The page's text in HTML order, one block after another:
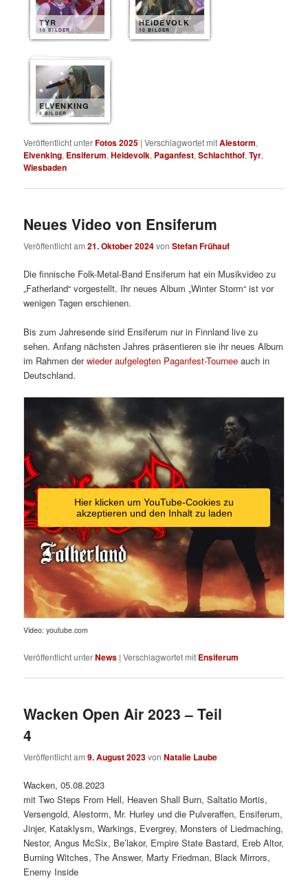
TYR
10 BILDER
HEIDEVOLK
10 BILDER
ELVENKING
8 BILDER
Veröffentlicht unterFotos 2025 |Verschlagwortet mitAlestorm,
Elvenking, Ensiferum,Heidevolk, Paganfest,Schlachthof,Tyr,
Wiesbaden
Neues Video von Ensiferum
Veröffentlicht am21. Oktober 2024vonStefan Frühauf
Die finnische Folk-Metal-Band Ensiferum hat ein Musikvideo zu
„Fatherland“ vorgestellt. Ihr neues Album „Winter Storm“ ist vor
wenigen Tagen erschienen.
Bis zum Jahresende sind Ensiferum nur in Finnland live zu
sehen. Anfang nächsten Jahres präsentieren sie ihr neues Album
im Rahmen derwieder aufgelegten Paganfest-Tournee auch in
Deutschland.
Hier klicken um YouTube-Cookies zu
akzeptieren und den Inhalt zu laden
Video: youtube.com
Veröffentlicht unterNews |Verschlagwortet mit Ensiferum
Wacken Open Air 2023 – Teil
4
Veröffentlicht am9. August 2023vonNatalie Laube
Wacken, 05.08.2023
mit Two Steps From Hell, Heaven Shall Burn, Saltatio Mortis,
Versengold, Alestorm, Mr. Hurley und die Pulveraffen, Ensiferum,
Jinjer, Kataklysm, Warkings, Evergrey, Monsters of Liedmaching,
Nestor, Angus McSix, Be’lakor, Empire State Bastard, Ereb Altor,
Burning Witches, The Answer, Marty Friedman, Black Mirrors,
Enemy Inside